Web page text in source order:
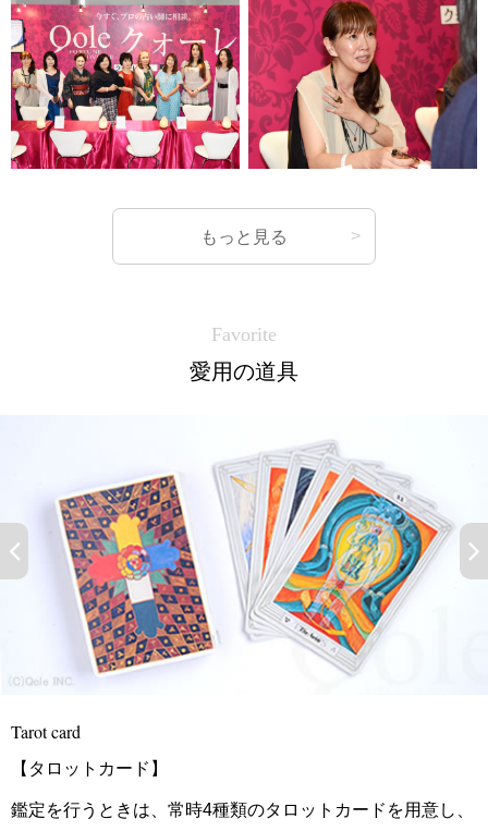
もっと見る
Favorite
愛用の道具
、
Tarot card
【タロット】ザ・ピクトリアル・キー・タロット
このタロットカードは基本に忠実でありながら、絵柄